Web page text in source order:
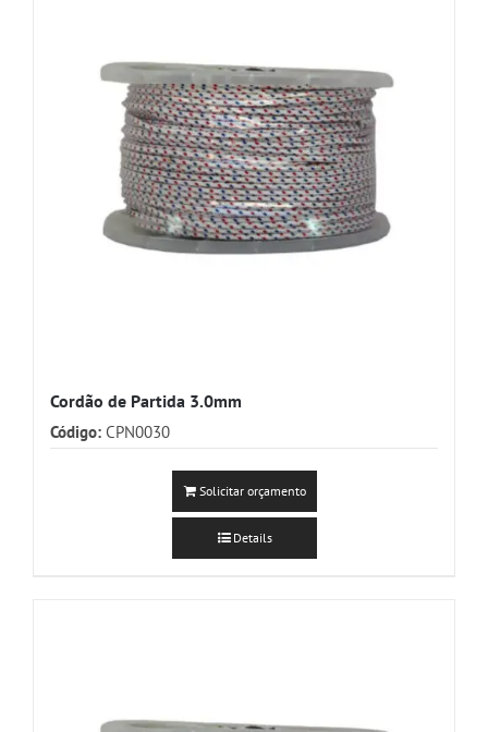
Cordão de Partida 3.0mm
Código: CPN0030
Solicitar orçamento
Details